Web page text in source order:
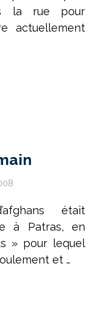
la rue pour
actuellement
était
à Patras, en
» pour lequel
et …